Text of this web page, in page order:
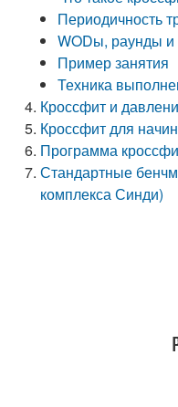
Периодичность
WODы, раунды и
Пример занятия
Техника
Кроссфит и
Кроссфит для
Программа
Стандартные
комплекса Синди)